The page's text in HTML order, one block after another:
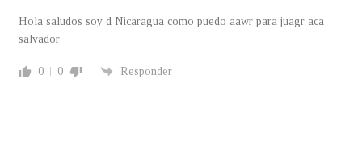
Hola saludos soy d Nicaragua como puedo aawr para juagr aca
salvador
0 0 Responder